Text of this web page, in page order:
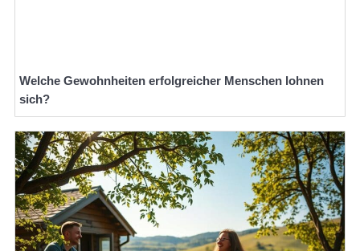
Welche Gewohnheiten erfolgreicher Menschen lohnen
sich?